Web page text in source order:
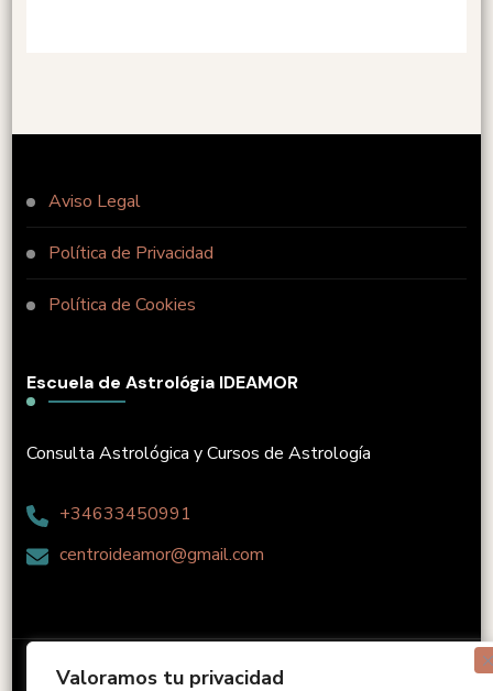
Valoramos tu privacidad
Aviso Legal
Política de Privacidad
Política de Cookies
Escuela de Astrológia IDEAMOR
Consulta Astrológica y Cursos de Astrología
+34633450991
centroideamor@gmail.com
Elaborado por Ediciones Ideamor C.A